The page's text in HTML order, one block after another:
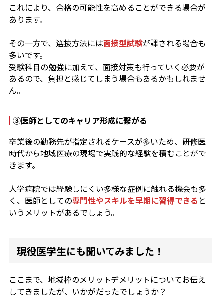
これにより、合格の可能性を高めることができる場合が
あります。
その一方で、選抜方法には面接型試験が課される場合も
多いです。
受験科目の勉強に加えて、面接対策も行っていく必要が
あるので、負担と感じてしまう場合もあるかもしれませ
ん。
③医師としてのキャリア形成に繋がる
卒業後の勤務先が指定されるケースが多いため、研修医
時代から地域医療の現場で実践的な経験を積むことがで
きます。
大学病院では経験しにくい多様な症例に触れる機会も多
く、医師としての専門性やスキルを早期に習得できる と
いうメリットがあるでしょう。
現役医学生にも聞いてみました！
ここまで、地域枠のメリットデメリットについてお伝え
してきましたが、いかがだったでしょうか？